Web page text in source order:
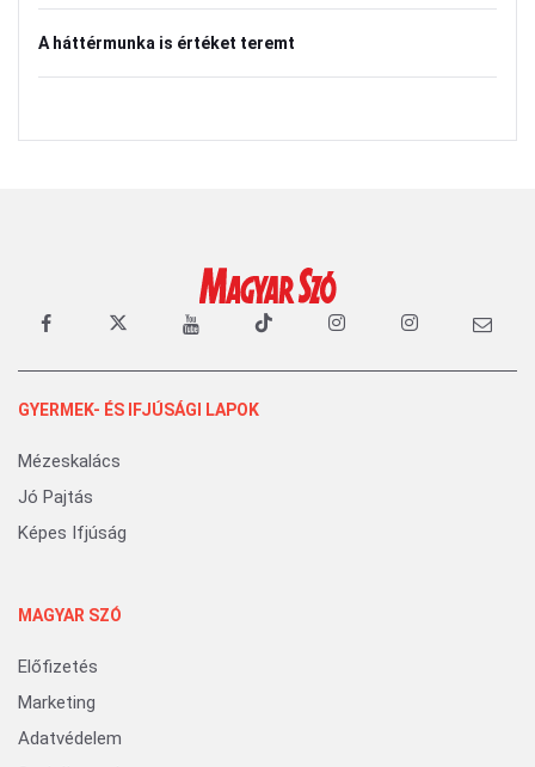
A háttérmunka is értéket teremt
GYERMEK- ÉS IFJÚSÁGI LAPOK
Mézeskalács
Jó Pajtás
Képes Ifjúság
MAGYAR SZÓ
Előfizetés
Marketing
Adatvédelem